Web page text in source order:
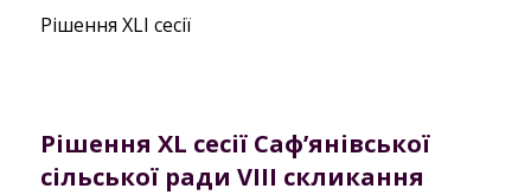
Рішення XLI сесії
Рішення XL сесії Саф’янівської
сільської ради VIII скликання